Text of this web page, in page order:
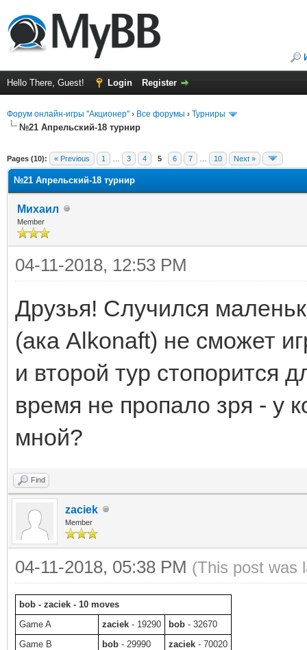
Hello There, Guest! Login Register
Форум онлайн-игры "Акционер" › Все форумы › Турниры
№21 Апрельский-18 турнир
Pages (10): « Previous 1 3 4 5 6 7 10 Next »
№21 Апрельский-18 турнир
Михаил
Member
04-11-2018, 12:53 PM
Друзья! Случился
(ака Alkonaft) не сможет
и второй тур стопорится
время не пропало зря - у
мной?
Find
zaciek
Member
04-11-2018, 05:38 PM (This post was
bob - zaciek - 10 moves
Game A
zaciek - 19290 bob - 32670
Game B
bob - 29990 zaciek - 70020